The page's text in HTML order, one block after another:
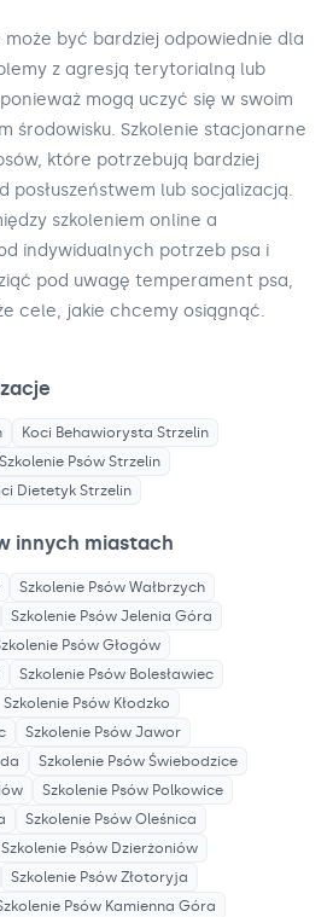
może być bardziej odpowiednie dla
z agresją terytorialną lub
mogą uczyć się w swoim
środowisku. Szkolenie stacjonarne
które potrzebują bardziej
posłuszeństwem lub socjalizacją.
szkoleniem online a
indywidualnych potrzeb psa i
pod uwagę temperament psa,
cele, jakie chcemy osiągnąć.
Koci Behawiorysta Strzelin
Szkolenie Psów Strzelin
Dietetyk Strzelin
innych miastach
Szkolenie Psów Wałbrzych
Szkolenie Psów Jelenia Góra
Psów Głogów
Szkolenie Psów Bolesławiec
Szkolenie Psów Kłodzko
Szkolenie Psów Jawor
Szkolenie Psów Świebodzice
Szkolenie Psów Polkowice
Szkolenie Psów Oleśnica
Szkolenie Psów Dzierżoniów
Szkolenie Psów Złotoryja
Psów Kamienna Góra